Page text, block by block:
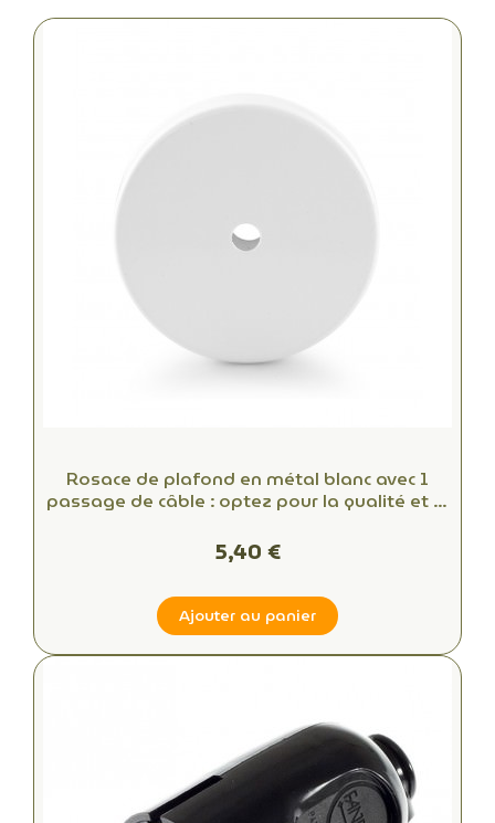
Rosace de plafond en métal blanc avec 1
passage de câble : optez pour la qualité et le
5,40 €
Ajouter au panier